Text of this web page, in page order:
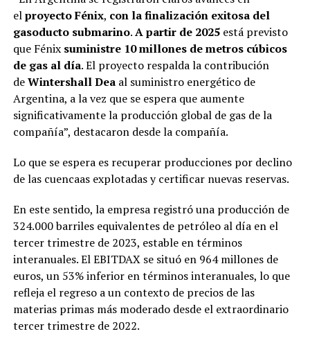
elproyecto Fénix, con la finalización exitosa del
gasoducto submarino.A partir de 2025está previsto
que Fénix suministre 10 millones de metros cúbicos
de gas al día. El proyecto respalda la contribución
deWintershall Deaal suministro energético de
Argentina, a la vez que se espera que aumente
significativamente la producción global de gas de la
compañía”, destacaron desde la compañía.
Lo que se espera es recuperar producciones por declino
de las cuencaas explotadas y certificar nuevas reservas.
En este sentido, la empresa registró una producción de
324.000 barriles equivalentes de petróleo al día en el
tercer trimestre de 2023, estable en términos
interanuales. El EBITDAX se situó en 964 millones de
euros, un 53% inferior en términos interanuales, lo que
refleja el regreso a un contexto de precios de las
materias primas más moderado desde el extraordinario
tercer trimestre de 2022.